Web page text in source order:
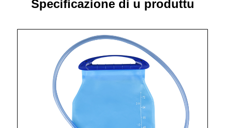
Specificazione di u produttu